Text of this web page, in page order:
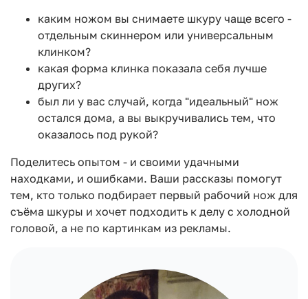
каким ножом вы снимаете шкуру чаще всего -
отдельным скиннером или универсальным
клинком?
какая форма клинка показала себя лучше
других?
был ли у вас случай, когда "идеальный" нож
остался дома, а вы выкручивались тем, что
оказалось под рукой?
Поделитесь опытом - и своими удачными
находками, и ошибками. Ваши рассказы помогут
тем, кто только подбирает первый рабочий нож для
съёма шкуры и хочет подходить к делу с холодной
головой, а не по картинкам из рекламы.